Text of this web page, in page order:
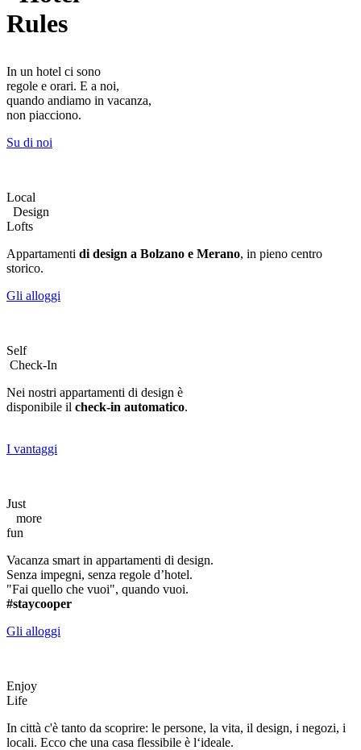
Rules
In un hotel ci sono
regole e orari. E a noi,
quando andiamo in vacanza,
non piacciono.
Su di noi
Local
Design
Lofts
Appartamenti di design a Bolzano e Merano, in pieno centro
storico.
Gli alloggi
Self
Check-In
Nei nostri appartamenti di design è
disponibile il check-in automatico.
I vantaggi
Just
more
fun
Vacanza smart in appartamenti di design.
Senza impegni, senza regole d’hotel.
"Fai quello che vuoi", quando vuoi.
#staycooper
Gli alloggi
Enjoy
Life
In città c'è tanto da scoprire: le persone, la vita, il design, i negozi, i
locali. Ecco che una casa flessibile è l‘ideale.